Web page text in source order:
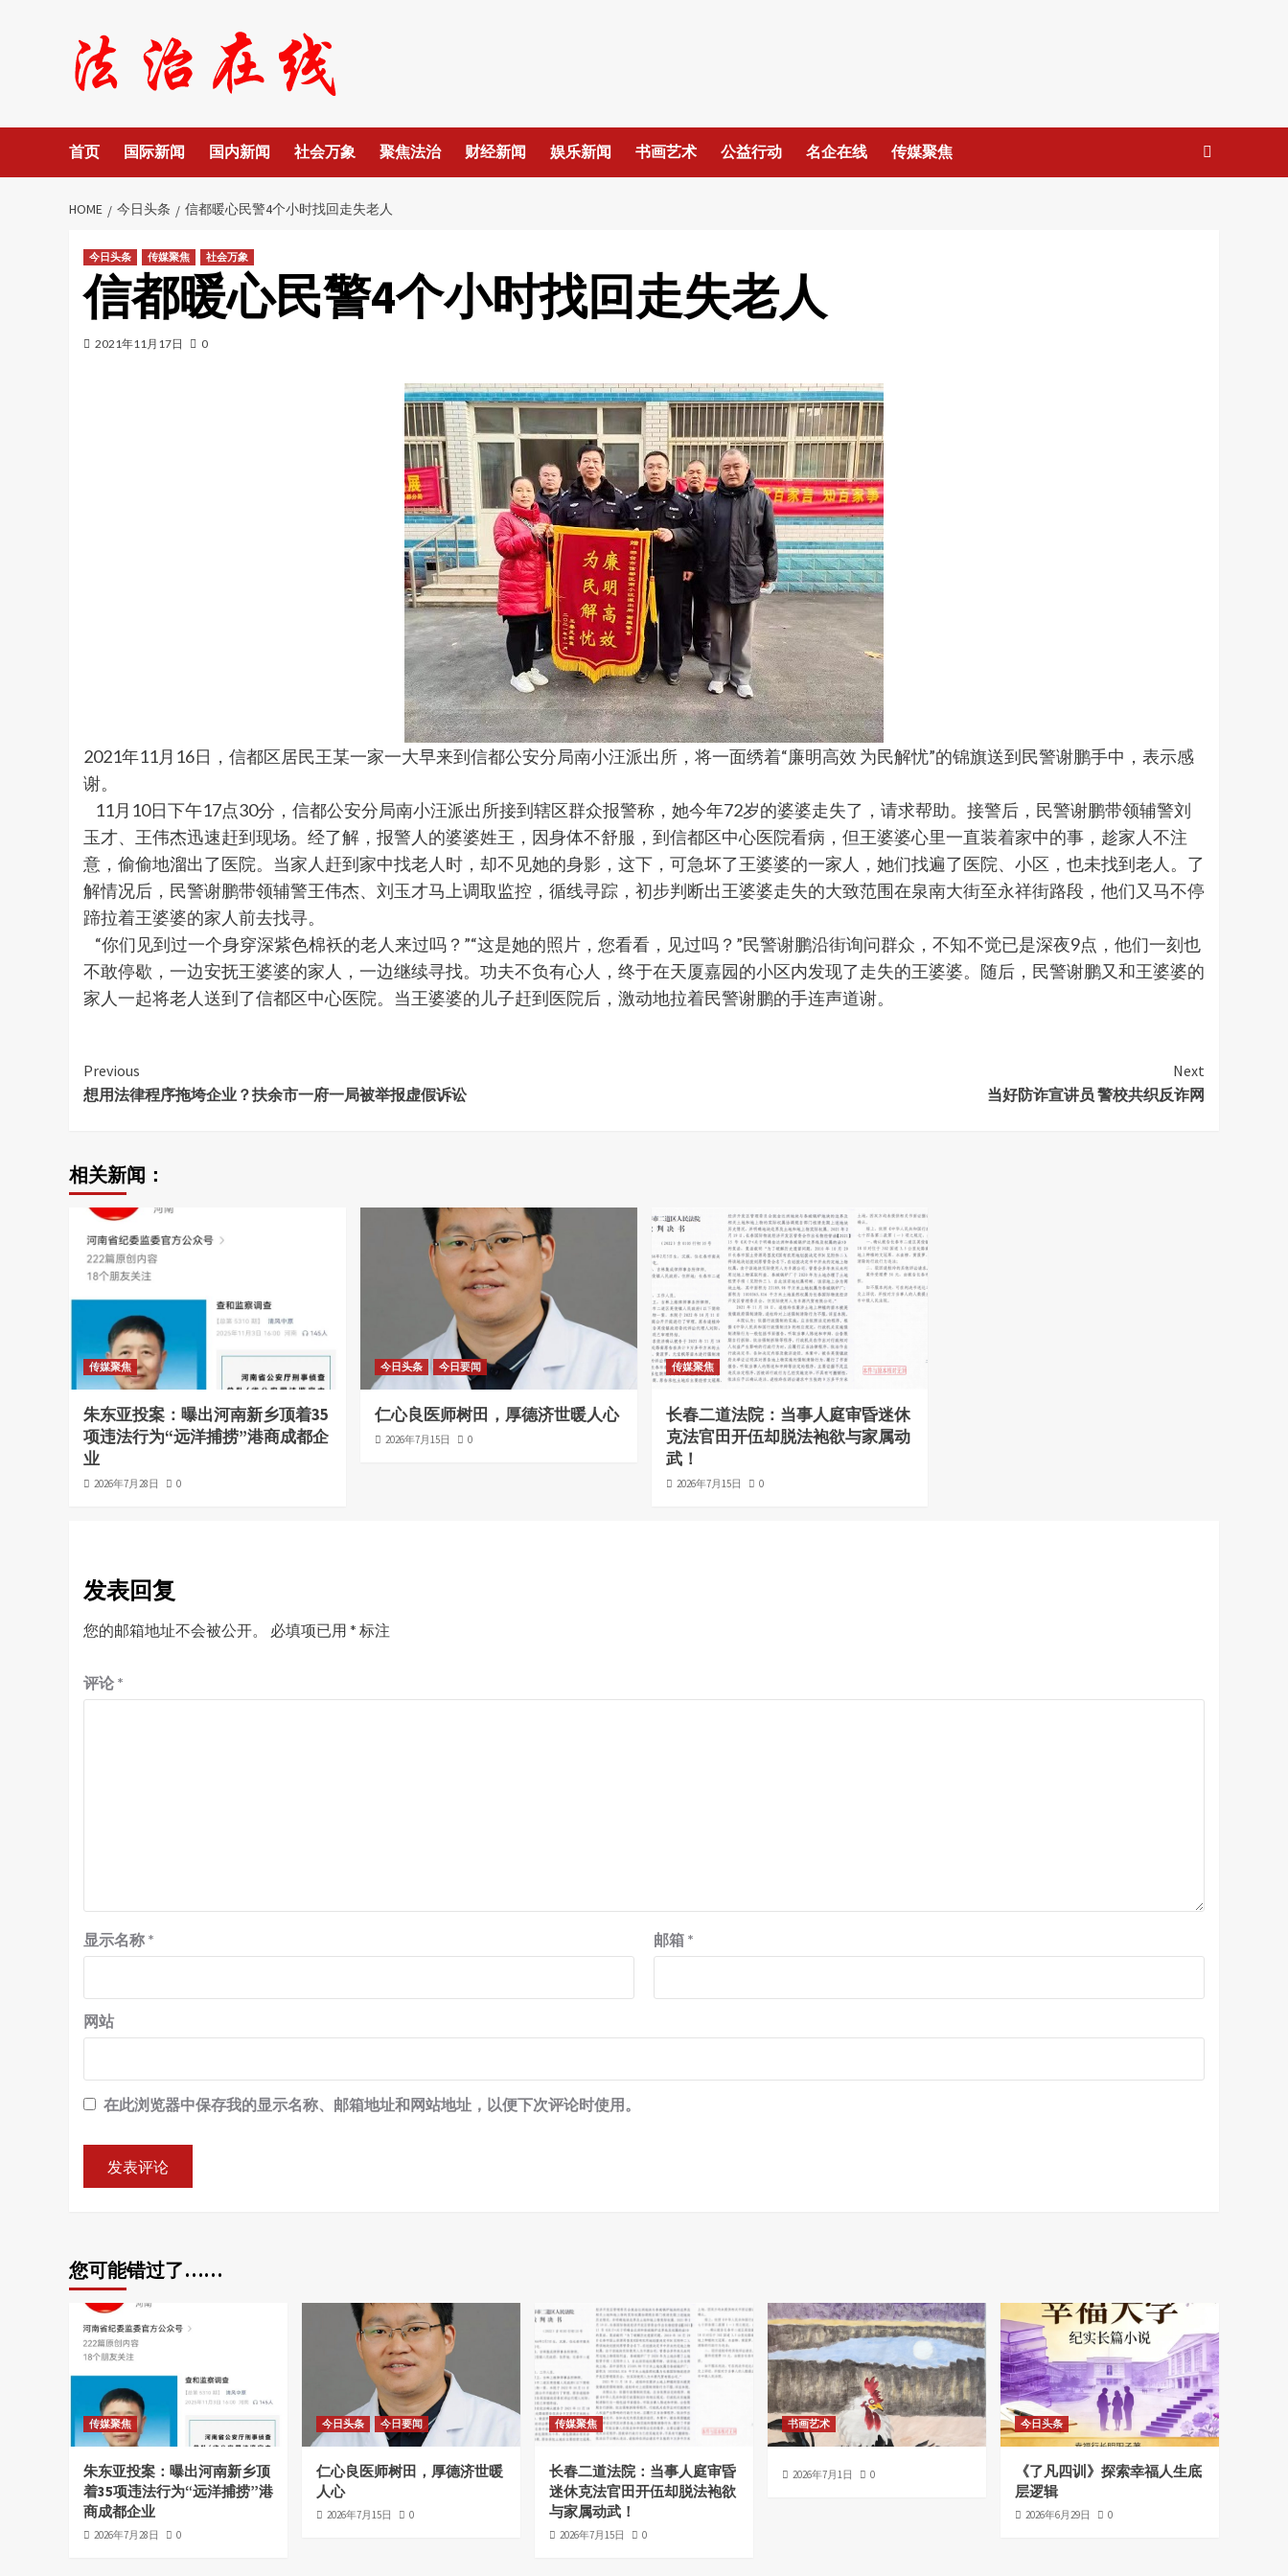
首页 国际新闻 国内新闻 社会万象 聚焦法治 财经新闻 娱乐新闻 书画艺术 公益行动 名企在线 传媒聚焦
HOME 今日头条 信都暖心民警4个小时找回走失老人
今日头条 传媒聚焦 社会万象
信都暖心民警4个小时找回走失老人
2021年11月17日 0
2021年11月16日，信都区居民王某一家一大早来到信都公安分局南小汪派出所，将一面绣着“廉明高效 为民解忧”的锦旗送到民警谢鹏手中，表示感
谢。
11月10日下午17点30分，信都公安分局南小汪派出所接到辖区群众报警称，她今年72岁的婆婆走失了，请求帮助。接警后，民警谢鹏带领辅警刘
玉才、王伟杰迅速赶到现场。经了解，报警人的婆婆姓王，因身体不舒服，到信都区中心医院看病，但王婆婆心里一直装着家中的事，趁家人不注
意，偷偷地溜出了医院。当家人赶到家中找老人时，却不见她的身影，这下，可急坏了王婆婆的一家人，她们找遍了医院、小区，也未找到老人。了
解情况后，民警谢鹏带领辅警王伟杰、刘玉才马上调取监控，循线寻踪，初步判断出王婆婆走失的大致范围在泉南大街至永祥街路段，他们又马不停
蹄拉着王婆婆的家人前去找寻。
“你们见到过一个身穿深紫色棉袄的老人来过吗？”“这是她的照片，您看看，见过吗？”民警谢鹏沿街询问群众，不知不觉已是深夜9点，他们一刻也
不敢停歇，一边安抚王婆婆的家人，一边继续寻找。功夫不负有心人，终于在天厦嘉园的小区内发现了走失的王婆婆。随后，民警谢鹏又和王婆婆的
家人一起将老人送到了信都区中心医院。当王婆婆的儿子赶到医院后，激动地拉着民警谢鹏的手连声道谢。
Continue
Reading
Previous
想用法律程序拖垮企业？扶余市一府一局被举报虚假诉讼
Next
当好防诈宣讲员 警校共织反诈网
相关新闻：
传媒聚焦
朱东亚投案：曝出河南新乡顶着35
项违法行为“远洋捕捞”港商成都企
业
2026年7月28日 0
今日头条 今日要闻
仁心良医师树田，厚德济世暖人心
2026年7月15日 0
传媒聚焦
长春二道法院：当事人庭审昏迷休
克法官田开伍却脱法袍欲与家属动
武！
2026年7月15日 0
发表回复
您的邮箱地址不会被公开。 必填项已用 * 标注
评论 *
显示名称 * 邮箱 *
网站
在此浏览器中保存我的显示名称、邮箱地址和网站地址，以便下次评论时使用。
您可能错过了……
传媒聚焦
朱东亚投案：曝出河南新乡顶
着35项违法行为“远洋捕捞”港
商成都企业
2026年7月28日 0
今日头条 今日要闻
仁心良医师树田，厚德济世暖
人心
2026年7月15日 0
传媒聚焦
长春二道法院：当事人庭审昏
迷休克法官田开伍却脱法袍欲
与家属动武！
2026年7月15日 0
书画艺术
2026年7月1日 0
今日头条
《了凡四训》探索幸福人生底
层逻辑
2026年6月29日 0